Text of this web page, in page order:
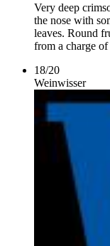
Very deep
the nose with
leaves. Round
from a charge
18/20
Weinwisser